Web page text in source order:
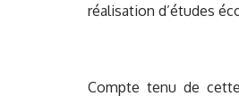
réalisation d’études
Compte tenu de